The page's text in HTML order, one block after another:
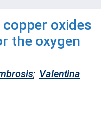
oxides
the oxygen
; Valentina